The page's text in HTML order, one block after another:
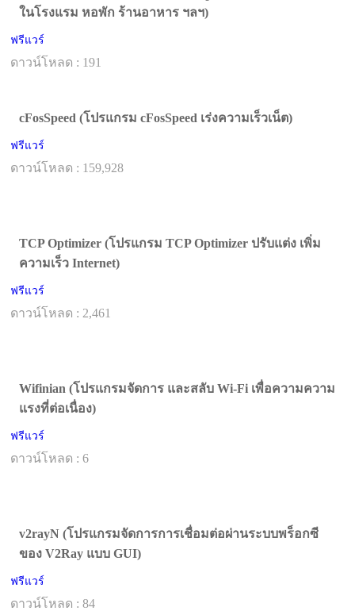
ในโรงแรม หอพัก ร้านอาหาร ฯลฯ)
ฟรีแวร์
ดาวน์โหลด : 191
cFosSpeed (โปรแกรม cFosSpeed เร่งความเร็วเน็ต)
ฟรีแวร์
ดาวน์โหลด : 159,928
TCP Optimizer (โปรแกรม TCP Optimizer ปรับแต่ง เพิ่ม
ความเร็ว Internet)
ฟรีแวร์
ดาวน์โหลด : 2,461
Wifinian (โปรแกรมจัดการ และสลับ Wi-Fi เพื่อความความ
แรงที่ต่อเนื่อง)
ฟรีแวร์
ดาวน์โหลด : 6
v2rayN (โปรแกรมจัดการการเชื่อมต่อผ่านระบบพร็อกซี
ของ V2Ray แบบ GUI)
ฟรีแวร์
ดาวน์โหลด : 84